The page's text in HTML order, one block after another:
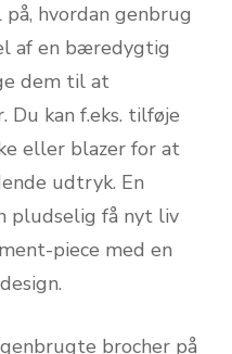
hvordan genbrug
af en bæredygtig
dem til at
Du kan f.eks. tilføje
eller blazer for at
udtryk. En
pludselig få nyt liv
piece med en
brocher på